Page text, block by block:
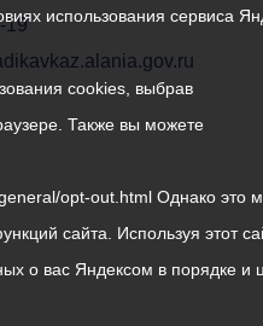
19
использования сервиса
cookies, выбрав
Также вы можете
opt-out.html Однако это
сайта. Используя этот
о вас Яндексом в порядке и